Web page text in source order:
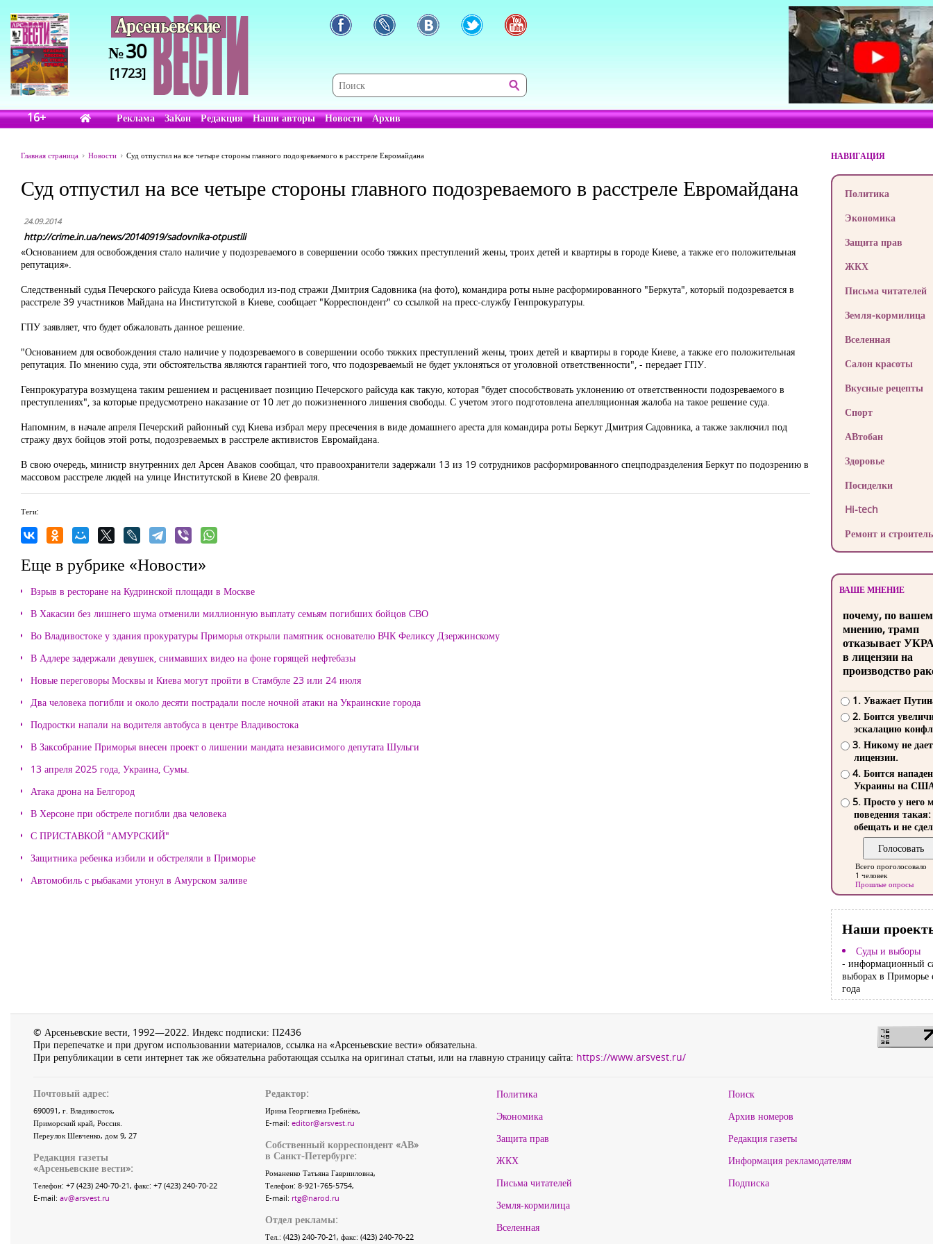
№30
[1723]
16+ Реклама ЗаКон Редакция Наши авторы Новости Архив
Главная страница Новости Суд отпустил на все четыре стороны главного подозреваемого в расстреле Евромайдана
Суд отпустил на все четыре стороны главного подозреваемого в расстреле Евромайдана
24.09.2014
http://crime.in.ua/news/20140919/sadovnika-otpustili
«Основанием для освобождения стало наличие у подозреваемого в совершении особо тяжких преступлений жены, троих детей и квартиры в городе Киеве, а также его положительная
репутация».
Следственный судья Печерского райсуда Киева освободил из-под стражи Дмитрия Садовника (на фото), командира роты ныне расформированного "Беркута", который подозревается в
расстреле 39 участников Майдана на Институтской в Киеве, сообщает "Корреспондент" со ссылкой на пресс-службу Генпрокуратуры.
ГПУ заявляет, что будет обжаловать данное решение.
"Основанием для освобождения стало наличие у подозреваемого в совершении особо тяжких преступлений жены, троих детей и квартиры в городе Киеве, а также его положительная
репутация. По мнению суда, эти обстоятельства являются гарантией того, что подозреваемый не будет уклоняться от уголовной ответственности", - передает ГПУ.
Генпрокуратура возмущена таким решением и расценивает позицию Печерского райсуда как такую, которая "будет способствовать уклонению от ответственности подозреваемого в
преступлениях", за которые предусмотрено наказание от 10 лет до пожизненного лишения свободы. С учетом этого подготовлена апелляционная жалоба на такое решение суда.
Напомним, в начале апреля Печерский районный суд Киева избрал меру пресечения в виде домашнего ареста для командира роты Беркут Дмитрия Садовника, а также заключил под
стражу двух бойцов этой роты, подозреваемых в расстреле активистов Евромайдана.
В свою очередь, министр внутренних дел Арсен Аваков сообщал, что правоохранители задержали 13 из 19 сотрудников расформированного спецподразделения Беркут по подозрению в
массовом расстреле людей на улице Институтской в Киеве 20 февраля.
Теги:
Еще в рубрике «Новости»
Взрыв в ресторане на Кудринской площади в Москве
В Хакасии без лишнего шума отменили миллионную выплату семьям погибших бойцов СВО
Во Владивостоке у здания прокуратуры Приморья открыли памятник основателю ВЧК Феликсу Дзержинскому
В Адлере задержали девушек, снимавших видео на фоне горящей нефтебазы
Новые переговоры Москвы и Киева могут пройти в Стамбуле 23 или 24 июля
Два человека погибли и около десяти пострадали после ночной атаки на Украинские города
Подростки напали на водителя автобуса в центре Владивостока
В Заксобрание Приморья внесен проект о лишении мандата независимого депутата Шульги
13 апреля 2025 года, Украина, Сумы.
Атака дрона на Белгород
В Херсоне при обстреле погибли два человека
С ПРИСТАВКОЙ "АМУРСКИЙ"
Защитника ребенка избили и обстреляли в Приморье
Автомобиль с рыбаками утонул в Амурском заливе
НАВИГАЦИЯ
Политика
Экономика
Защита прав
ЖКХ
Письма читателей
Земля-кормилица
Вселенная
Салон красоты
Вкусные рецепты
Спорт
АВтобан
Здоровье
Посиделки
Hi-tech
Ремонт и
ВАШЕ МНЕНИЕ
почему, по
мнению, трамп
отказывает
в лицензии на
производство
1. Уважает
2. Боится
эскалацию
3. Никому не
лицензии.
4. Боится
Украины на
5. Просто у него
поведения такая:
обещать и не
Всего проголосовало
1 человек
Прошлые опросы
Наши
Суды и выборы
- информационный
выборах в Приморье
года
© Арсеньевские вести, 1992—2022. Индекс подписки: П2436
При перепечатке и при другом использовании материалов, ссылка на «Арсеньевские вести» обязательна.
При републикации в сети интернет так же обязательна работающая ссылка на оригинал статьи, или на главную страницу сайта: https://www.arsvest.ru/
Почтовый адрес:
690091, г. Владивосток,
Приморский край, Россия.
Переулок Шевченко, дом 9, 27
Редакция газеты
«Арсеньевские вести»:
Телефон: +7 (423) 240-70-21, факс: +7 (423) 240-70-22
E-mail: av@arsvest.ru
Редактор:
Ирина Георгиевна Гребнёва,
E-mail: editor@arsvest.ru
Собственный корреспондент «АВ»
в Санкт-Петербурге:
Романенко Татьяна Гаврииловна,
Телефон: 8-921-765-5754,
E-mail: rtg@narod.ru
Отдел рекламы:
Тел.: (423) 240-70-21, факс: (423) 240-70-22
Политика
Экономика
Защита прав
ЖКХ
Письма читателей
Земля-кормилица
Вселенная
Поиск
Архив номеров
Редакция газеты
Информация рекламодателям
Подписка